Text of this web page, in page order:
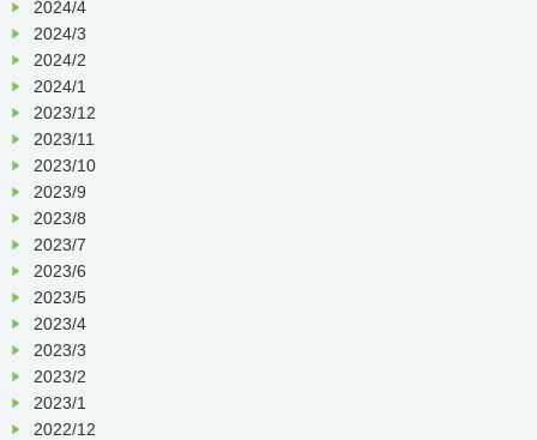
2024/4
2024/3
2024/2
2024/1
2023/12
2023/11
2023/10
2023/9
2023/8
2023/7
2023/6
2023/5
2023/4
2023/3
2023/2
2023/1
2022/12